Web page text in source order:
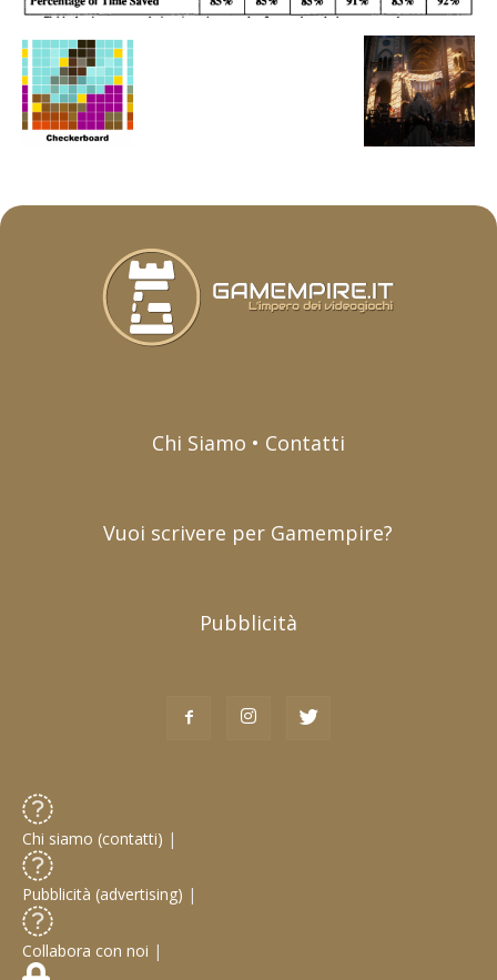
Chi Siamo • Contatti
Vuoi scrivere per Gamempire?
Pubblicità
Chi siamo (contatti) |
Pubblicità (advertising) |
Collabora con noi |